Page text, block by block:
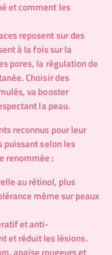
et comment les
reposent sur des
à la fois sur la
pores, la régulation de
Choisir des
va booster
la peau.
reconnus pour leur
puissant selon les
renommée :
au rétinol, plus
même sur peaux
et anti-
et réduit les lésions.